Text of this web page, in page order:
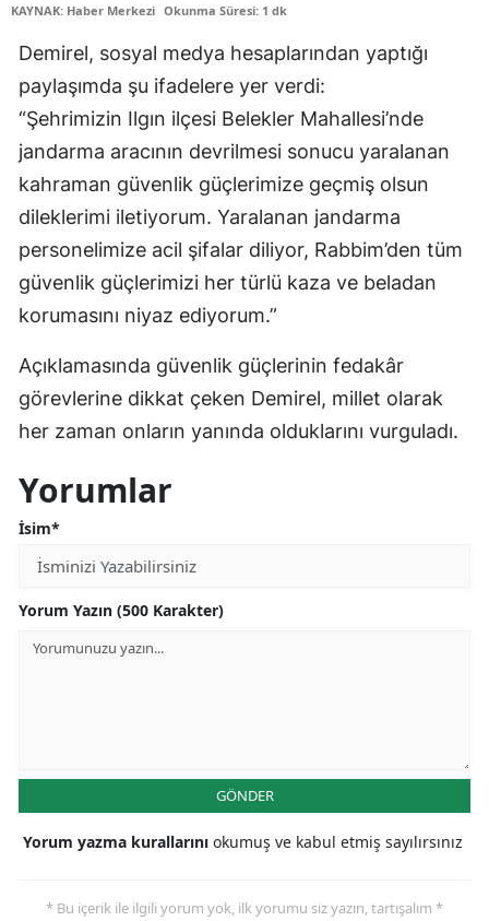
Elazığ
Erzurum
Eskişehir
Gaziantep
Giresun
Hakkari
Kırklareli
Kırşehir
Konya
KAYNAK: Haber Merkezi Okunma Süresi: 1 dk
Demirel, sosyal medya hesaplarından yaptığı
paylaşımda şu ifadelere yer verdi:
“Şehrimizin Ilgın ilçesi Belekler Mahallesi’nde
jandarma aracının devrilmesi sonucu yaralanan
kahraman güvenlik güçlerimize geçmiş olsun
dileklerimi iletiyorum. Yaralanan jandarma
personelimize acil şifalar diliyor, Rabbim’den tüm
güvenlik güçlerimizi her türlü kaza ve beladan
korumasını niyaz ediyorum.”
Açıklamasında güvenlik güçlerinin fedakâr
görevlerine dikkat çeken Demirel, millet olarak
her zaman onların yanında olduklarını vurguladı.
Yorumlar
İsim*
Yorum Yazın (500 Karakter)
GÖNDER
Yorum yazma kurallarını okumuş ve kabul etmiş sayılırsınız
* Bu içerik ile ilgili yorum yok, ilk yorumu siz yazın, tartışalım *